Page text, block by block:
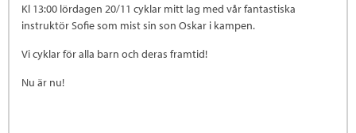
Kl 13:00 lördagen 20/11 cyklar mitt lag med vår fantastiska
instruktör Sofie som mist sin son Oskar i kampen.
Vi cyklar för alla barn och deras framtid!
Nu är nu!